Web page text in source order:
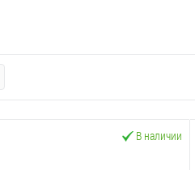
В наличии